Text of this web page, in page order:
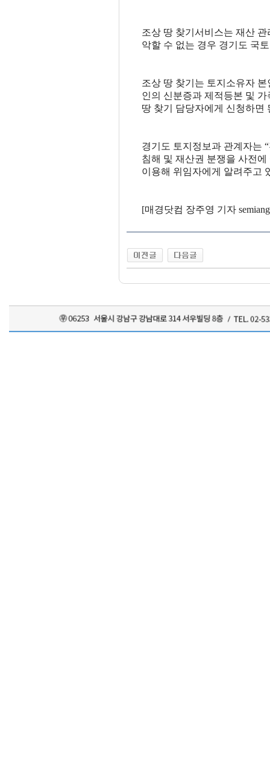
조상 땅 찾기서비스는 재산
악할 수 없는 경우 경기도 국
조상 땅 찾기는 토지소유자
인의 신분증과 제적등본 및
땅 찾기 담당자에게 신청하면
경기도 토지정보과 관계자는
침해 및 재산권 분쟁을 사전에
이용해 위임자에게 알려주고
[매경닷컴 장주영 기자